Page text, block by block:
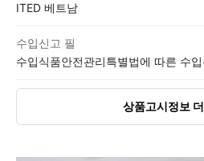
ITED 베트남
수입신고 필
수입식품안전관리특별법에 따른 수
상품고시정보